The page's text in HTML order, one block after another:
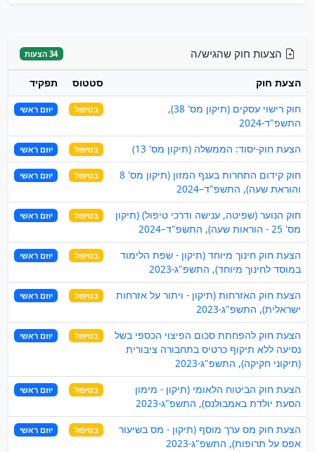
הצעות חוק שהגיש/ה 34 הצעות
הצעת חוק סטטוס
תפקיד
חוק רישוי עסקים (תיקון מס' 38),
התשפ"ד-2024
בטיפול יוזם ראשי
הצעת חוק-יסוד: הממשלה (תיקון מס' 13) בטיפול יוזם ראשי
חוק קידום התחרות בענף המזון (תיקון מס' 8
והוראת שעה), התשפ"ד–2024
בטיפול יוזם ראשי
חוק הנוער (שפיטה, ענישה ודרכי טיפול) (תיקון
מס' 25 - הוראות שעה), התשפ"ד–2024
בטיפול יוזם ראשי
הצעת חוק חינוך מיוחד (תיקון - שפת הלימוד
במוסד לחינוך מיוחד), התשפ"ג-2023
בטיפול יוזם ראשי
הצעת חוק האזרחות (תיקון - ויתור על אזרחות
ישראלית), התשפ"ג-2023
בטיפול יוזם ראשי
הצעת חוק להפחתת סכום הפיצוי הכספי בשל
נסיעה ללא תיקוף כרטיס בתחבורה ציבורית
(תיקוני חקיקה), התשפ"ג-2023
בטיפול יוזם ראשי
הצעת חוק הביטוח הלאומי (תיקון - מימון
הסעת יולדת באמבולנס), התשפ"ג-2023
בטיפול יוזם ראשי
הצעת חוק מס ערך מוסף (תיקון - מס בשיעור
אפס על תרופות), התשפ"ג-2023
בטיפול יוזם ראשי